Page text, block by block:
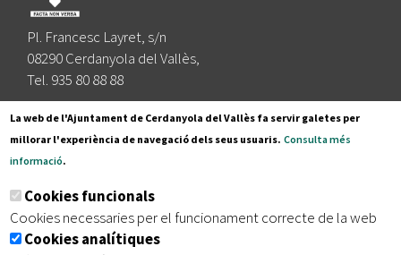
Pl. Francesc Layret, s/n
08290 Cerdanyola del Vallès,
Tel. 935 80 88 88
Segueix-nos a:
Subscriu-te al nostre butlletí
Inici | Avís legal | Protecció de dades
La web de l'Ajuntament de Cerdanyola del Vallès fa servir galetes per
millorar l'experiència de navegació dels seus usuaris. Consulta més
informació.
Cookies funcionals
Cookies necessaries per el funcionament correcte de la web
Cookies analítiques